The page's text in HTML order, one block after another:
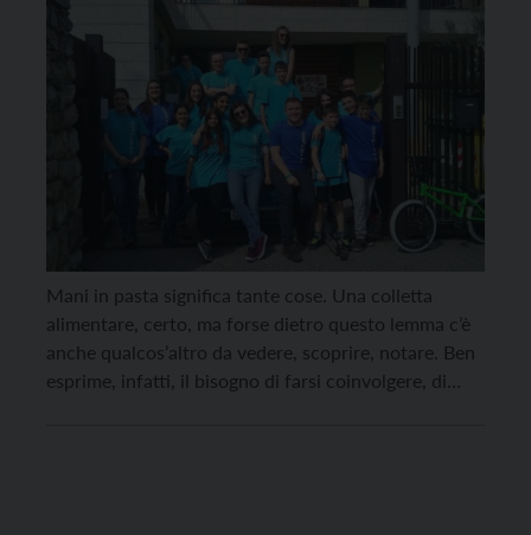
Mani in pasta significa tante cose. Una colletta
alimentare, certo, ma forse dietro questo lemma c’è
anche qualcos’altro da vedere, scoprire, notare. Ben
esprime, infatti, il bisogno di farsi coinvolgere, di